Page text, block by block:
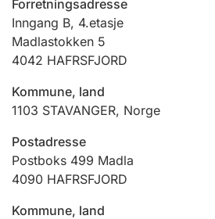
Jeger
Betaling og jegeravgiftskort
Ektepaktrettleiaren
Andre tema
Forretningsadresse
Inngang B, 4.etasje
Madlastokken 5
4042 HAFRSFJORD
Kommune, land
1103 STAVANGER, Norge
Postadresse
Postboks 499 Madla
4090 HAFRSFJORD
Kommune, land